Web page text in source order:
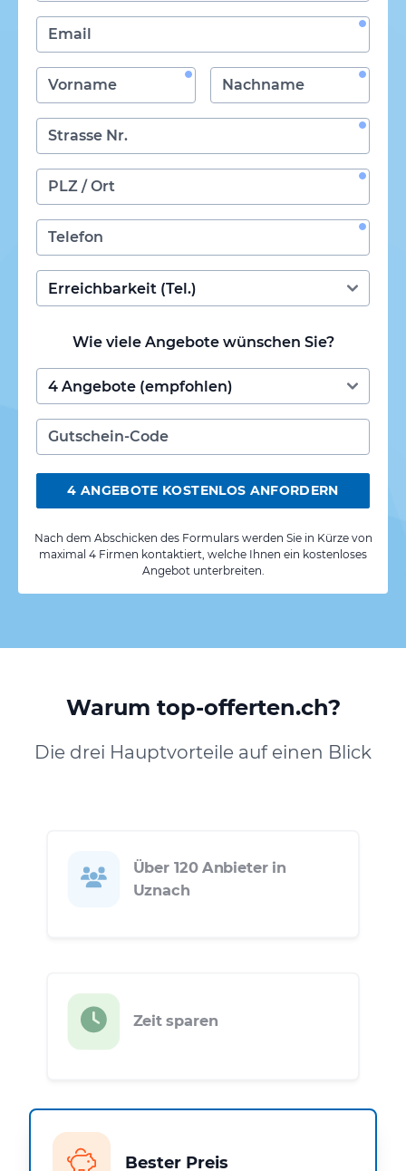
Wie viele Angebote wünschen Sie?
4 ANGEBOTE KOSTENLOS ANFORDERN
Nach dem Abschicken des Formulars werden Sie in Kürze von
maximal 4 Firmen kontaktiert, welche Ihnen ein kostenloses
Angebot unterbreiten.
Warum top-offerten.ch?
Die drei Hauptvorteile auf einen Blick
Über 120 Anbieter in
Uznach
Zeit sparen
Bester Preis